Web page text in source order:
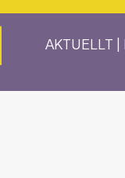
AKTUELLT |